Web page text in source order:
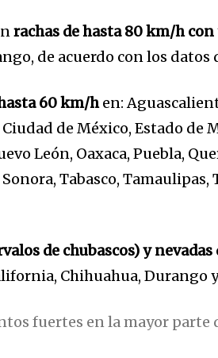
rachas de hasta 80 km/h
de acuerdo con los datos
60 km/hen:
de México, Estado de
León, Oaxaca, Puebla,
Tabasco, Tamaulipas,
de chubascos) y nevadas
Chihuahua, Durango
fuertes en la mayor parte